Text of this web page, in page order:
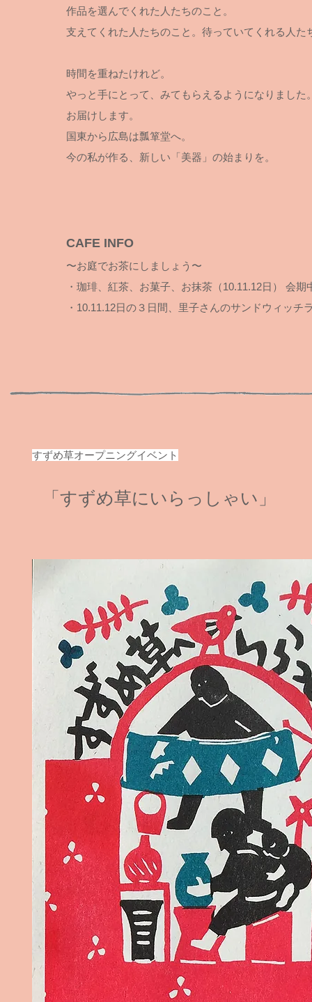
作品を選んでくれた人たちのこと。
支えてくれた人たちのこと。待っていてくれる人た
時間を重ねたけれど。
やっと手にとって、みてもらえるようになりました
お届けします。
国東から広島は瓢箪堂へ。
今の私が作る、新しい「美器」の始まりを。
CAFE INFO
〜お庭でお茶にしましょう〜
・珈琲、紅茶、お菓子、お抹茶（10.11.12日） 会
・10.11.12日の３日間、里子さんのサンドウィッ
すずめ草オープニングイベント
「すずめ草にいらっしゃい」